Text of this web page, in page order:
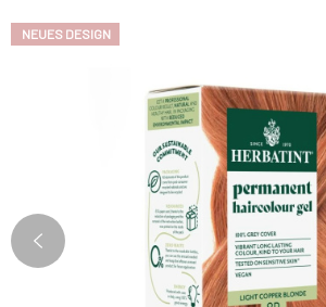
NEUES DESIGN